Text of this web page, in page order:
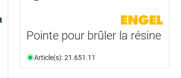
Pointe pour brûler la résine
Article(s): 21.651.11